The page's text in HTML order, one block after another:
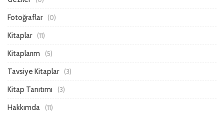
Fotoğraflar (0)
Kitaplar (11)
Kitaplarım (5)
Tavsiye Kitaplar (3)
Kitap Tanıtımı (3)
Hakkımda (11)